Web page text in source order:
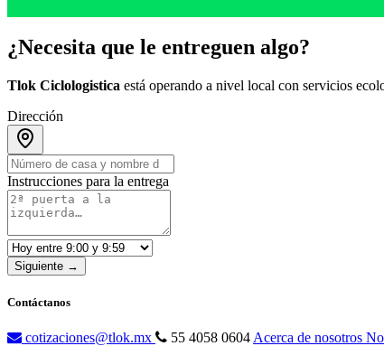
¿Necesita que le entreguen algo?
Tlok Ciclologistica está operando a nivel local con servicios
Dirección
Instrucciones para la entrega
Siguiente →
Contáctanos
cotizaciones@tlok.mx 55 4058 0604 Acerca de nosotros